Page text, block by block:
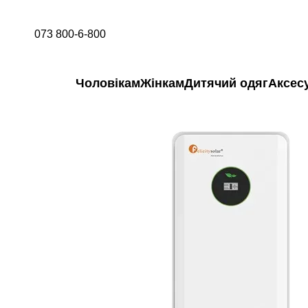
073 800-6-800
ЧоловікамЖінкамДитячий одяг